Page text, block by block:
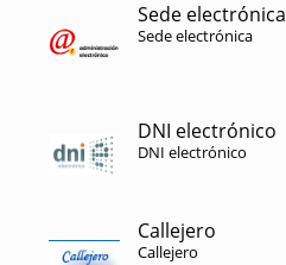
Sede electrónica
Sede electrónica
DNI electrónico
DNI electrónico
Callejero
Callejero